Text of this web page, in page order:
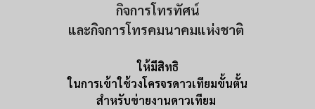
กิจการโทรทัศน์
และกิจการโทรคมนาคมแห่งชาติ
ให้มีสิทธิ
ในการเข้าใช้วงโครจรดาวเทียมขั้นตั้น
สำหรับข่ายงานดาวเทียม